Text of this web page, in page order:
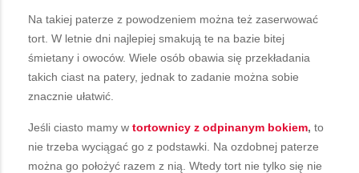
Na takiej paterze z powodzeniem można też zaserwować
tort. W letnie dni najlepiej smakują te na bazie bitej
śmietany i owoców. Wiele osób obawia się przekładania
takich ciast na patery, jednak to zadanie można sobie
znacznie ułatwić.
Jeśli ciasto mamy w tortownicy z odpinanym bokiem, to
nie trzeba wyciągać go z podstawki. Na ozdobnej paterze
można go położyć razem z nią. Wtedy tort nie tylko się nie